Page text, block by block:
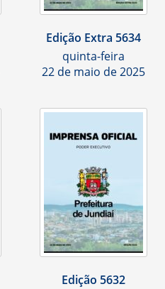
Edição Extra 5634
quinta-feira
22 de maio de 2025
Edição 5632